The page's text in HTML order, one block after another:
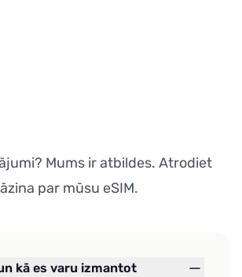
Mums ir atbildes. Atrodiet
par mūsu eSIM.
kā es varu izmantot